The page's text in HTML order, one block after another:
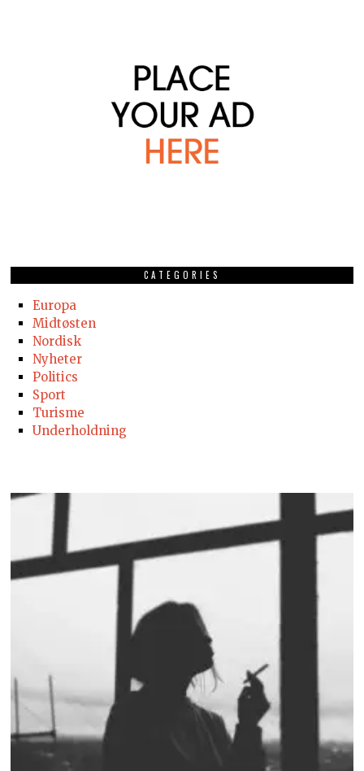
CATEGORIES
Europa
Midtøsten
Nordisk
Nyheter
Politics
Sport
Turisme
Underholdning